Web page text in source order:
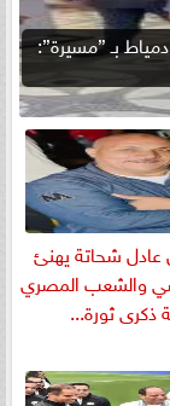
بـ ”مسيرة”:
عادل شحاتة يهنئ
والشعب المصري
ذكرى ثورة...